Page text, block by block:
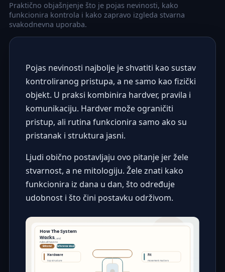
Praktično objašnjenje što je pojas nevinosti, kako
funkcionira kontrola i kako zapravo izgleda stvarna
svakodnevna uporaba.
Pojas nevinosti najbolje je shvatiti kao sustav
kontroliranog pristupa, a ne samo kao fizički
objekt. U praksi kombinira hardver, pravila i
komunikaciju. Hardver može ograničiti
pristup, ali rutina funkcionira samo ako su
pristanak i struktura jasni.
Ljudi obično postavljaju ovo pitanje jer žele
stvarnost, a ne mitologiju. Žele znati kako
funkcionira iz dana u dan, što određuje
udobnost i što čini postavku održivom.